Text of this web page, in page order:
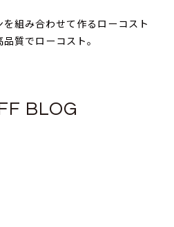
組み合わせて作るローコスト
質でローコスト。
BLOG